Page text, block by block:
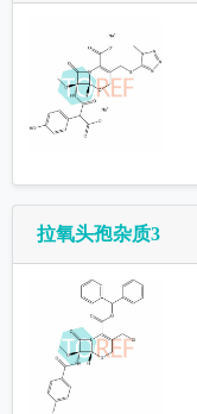
拉氧头孢杂质3